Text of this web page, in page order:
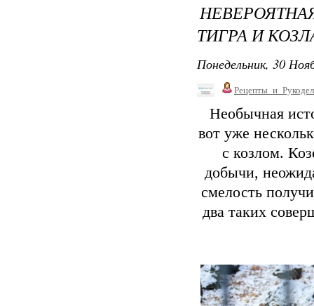
ТИГРА И
Понедельник, 30
Необычная
вот уже
с козлом.
добычи,
смелость
два таких